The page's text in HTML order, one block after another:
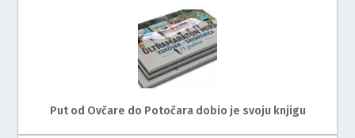
Put od Ovčare do Potočara dobio je svoju knjigu